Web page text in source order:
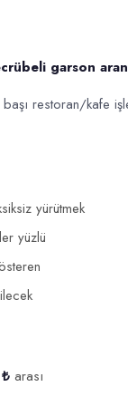
Neçih bir
garson
restoran/kafe
yürütmek
yüzlü
arası